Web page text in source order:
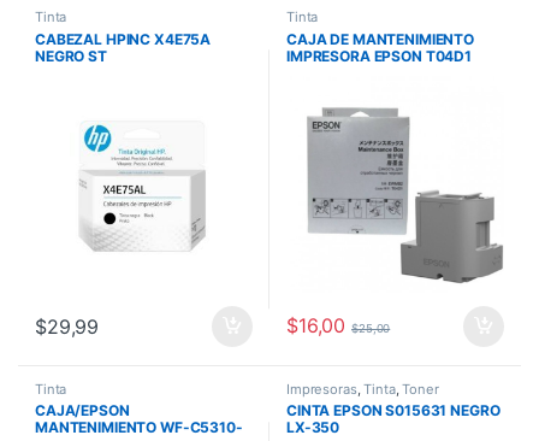
Tinta
CABEZAL HPINC X4E75A
NEGRO ST
$29,99
Tinta
CAJA DE MANTENIMIENTO
IMPRESORA EPSON T04D1
$16,00 $25,00
Tinta
CAJA/EPSON
MANTENIMIENTO WF-C5310-
Impresoras,Tinta,Toner
CINTA EPSON S015631 NEGRO
LX-350